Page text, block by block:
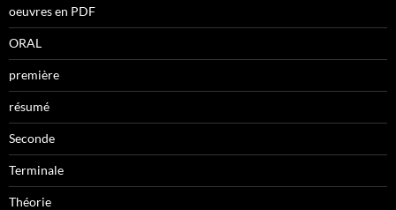
oeuvres en PDF
ORAL
première
résumé
Seconde
Terminale
Théorie